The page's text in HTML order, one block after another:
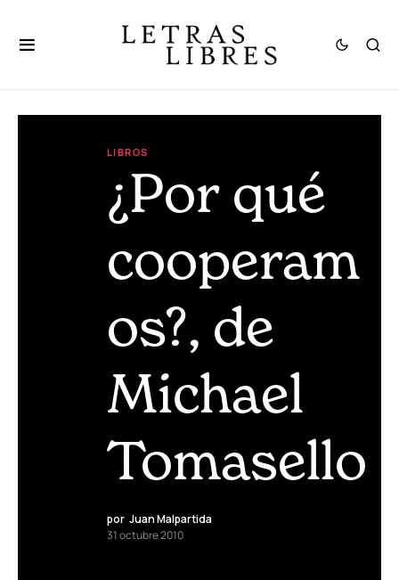
LIBROS
¿Por qué
cooperam
os?, de
Michael
Tomasello
por Juan Malpartida
31 octubre 2010